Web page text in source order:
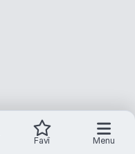
Favî Menu